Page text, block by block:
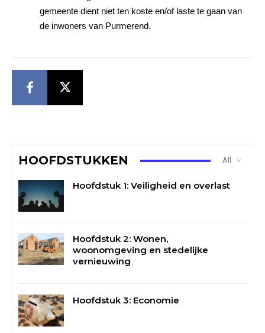
gemeente dient niet ten koste en/of laste te gaan van
de inwoners van Purmerend.
HOOFDSTUKKEN All
Hoofdstuk 1: Veiligheid en overlast
Hoofdstuk 2: Wonen,
woonomgeving en stedelijke
vernieuwing
Hoofdstuk 3: Economie